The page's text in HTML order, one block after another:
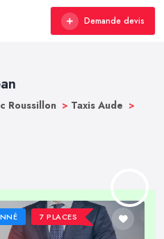
Demande devis
Roussillon > Taxis Aude >
7 PLACES